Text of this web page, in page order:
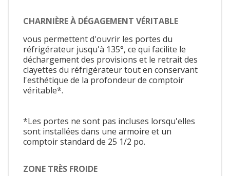
CHARNIÈRE À DÉGAGEMENT VÉRITABLE
vous permettent d'ouvrir les portes du
réfrigérateur jusqu'à 135°, ce qui facilite le
déchargement des provisions et le retrait des
clayettes du réfrigérateur tout en conservant
l'esthétique de la profondeur de comptoir
véritable*.
*Les portes ne sont pas incluses lorsqu'elles
sont installées dans une armoire et un
comptoir standard de 25 1/2 po.
ZONE TRÈS FROIDE